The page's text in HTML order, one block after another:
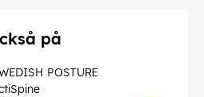
på
POSTURE